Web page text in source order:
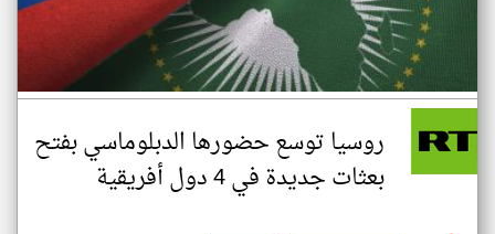
روسيا توسع حضورها الدبلوماسي بفتح
بعثات جديدة في 4 دول أفريقية